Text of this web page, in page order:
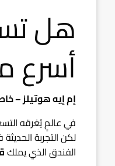
هل
أسرع
إم إيه هوتيلز –
في عالمٍ يُغرقه
لكن التجربة
الفندق الذي يملك